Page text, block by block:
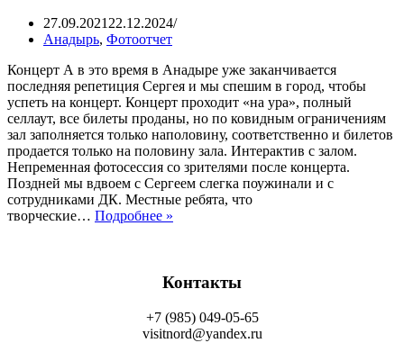
27.09.2021 22.12.2024
Анадырь, Фотоотчет
Концерт А в это время в Анадыре уже заканчивается
последняя репетиция Сергея и мы спешим в город, чтобы
успеть на концерт. Концерт проходит «на ура», полный
селлаут, все билеты проданы, но по ковидным ограничениям
зал заполняется только наполовину, соответственно и билетов
продается только на половину зала. Интерактив с залом.
Непременная фотосессия со зрителями после концерта.
Поздней мы вдвоем с Сергеем слегка поужинали и с
сотрудниками ДК. Местные ребята, что
творческие… Подробнее »
Контакты
+7 (985) 049-05-65
visitnord@yandex.ru